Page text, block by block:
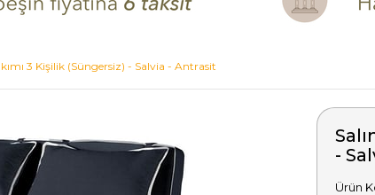
3 Kişilik (Süngersiz) - Salvia - Antrasit
-